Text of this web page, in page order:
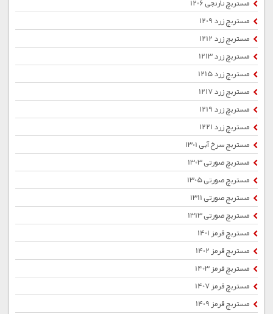
مستربچ زرد 1209
مستربچ زرد 1212
مستربچ زرد 1213
مستربچ زرد 1215
مستربچ زرد 1217
مستربچ زرد 1219
مستربچ زرد 1221
مستربچ سرخ آبی 1301
مستربچ صورتی 1303
مستربچ صورتی 1305
مستربچ صورتی 1311
مستربچ صورتی 1313
مستربچ قرمز 1401
مستربچ قرمز 1402
مستربچ قرمز 1403
مستربچ قرمز 1407
مستربچ قرمز 1409